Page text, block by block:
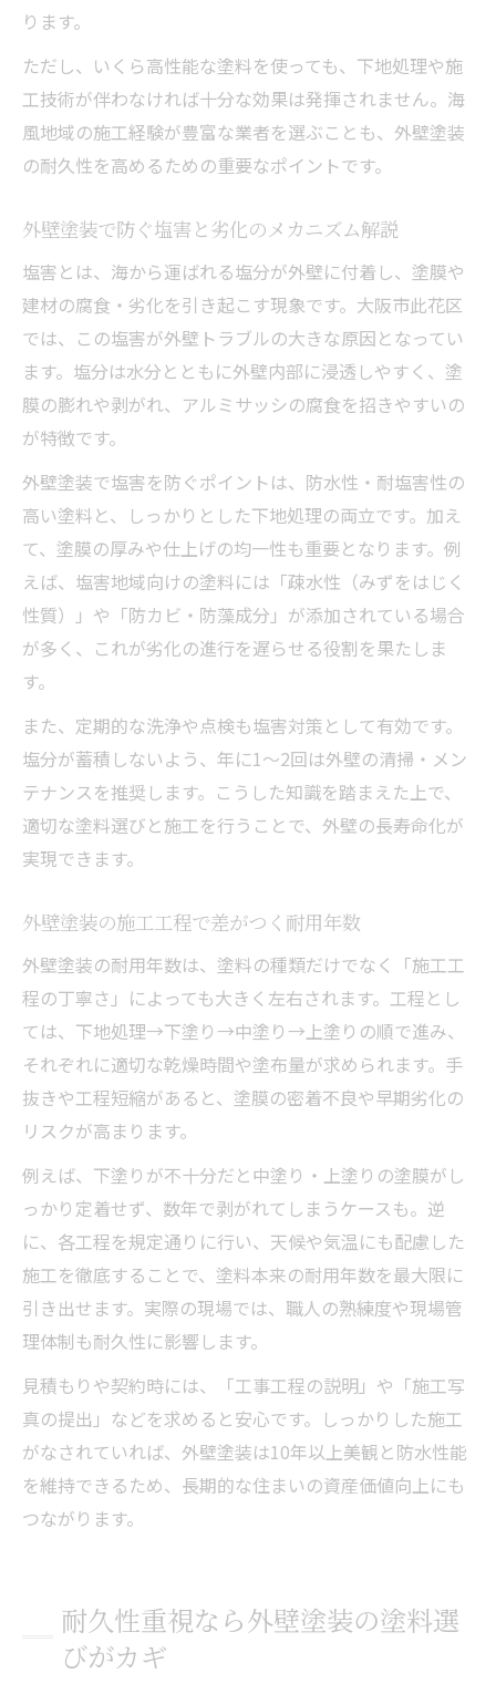
ります。
ただし、いくら高性能な塗料を使っても、下地処理や施
工技術が伴わなければ十分な効果は発揮されません。海
風地域の施工経験が豊富な業者を選ぶことも、外壁塗装
の耐久性を高めるための重要なポイントです。
外壁塗装で防ぐ塩害と劣化のメカニズム解説
塩害とは、海から運ばれる塩分が外壁に付着し、塗膜や
建材の腐食・劣化を引き起こす現象です。大阪市此花区
では、この塩害が外壁トラブルの大きな原因となってい
ます。塩分は水分とともに外壁内部に浸透しやすく、塗
膜の膨れや剥がれ、アルミサッシの腐食を招きやすいの
が特徴です。
外壁塗装で塩害を防ぐポイントは、防水性・耐塩害性の
高い塗料と、しっかりとした下地処理の両立です。加え
て、塗膜の厚みや仕上げの均一性も重要となります。例
えば、塩害地域向けの塗料には「疎水性（みずをはじく
性質）」や「防カビ・防藻成分」が添加されている場合
が多く、これが劣化の進行を遅らせる役割を果たしま
す。
また、定期的な洗浄や点検も塩害対策として有効です。
塩分が蓄積しないよう、年に1～2回は外壁の清掃・メン
テナンスを推奨します。こうした知識を踏まえた上で、
適切な塗料選びと施工を行うことで、外壁の長寿命化が
実現できます。
外壁塗装の施工工程で差がつく耐用年数
外壁塗装の耐用年数は、塗料の種類だけでなく「施工工
程の丁寧さ」によっても大きく左右されます。工程とし
ては、下地処理→下塗り→中塗り→上塗りの順で進み、
それぞれに適切な乾燥時間や塗布量が求められます。手
抜きや工程短縮があると、塗膜の密着不良や早期劣化の
リスクが高まります。
例えば、下塗りが不十分だと中塗り・上塗りの塗膜がし
っかり定着せず、数年で剥がれてしまうケースも。逆
に、各工程を規定通りに行い、天候や気温にも配慮した
施工を徹底することで、塗料本来の耐用年数を最大限に
引き出せます。実際の現場では、職人の熟練度や現場管
理体制も耐久性に影響します。
見積もりや契約時には、「工事工程の説明」や「施工写
真の提出」などを求めると安心です。しっかりした施工
がなされていれば、外壁塗装は10年以上美観と防水性能
を維持できるため、長期的な住まいの資産価値向上にも
つながります。
耐久性重視なら外壁塗装の塗料選
びがカギ